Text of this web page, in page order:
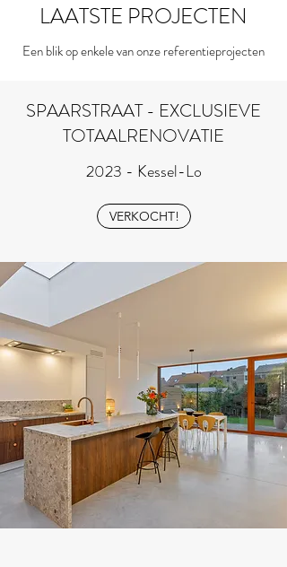
LAATSTE PROJECTEN
Een blik op enkele van onze referentieprojecten
SPAARSTRAAT - EXCLUSIEVE
TOTAALRENOVATIE
2023 - Kessel-Lo
VERKOCHT!